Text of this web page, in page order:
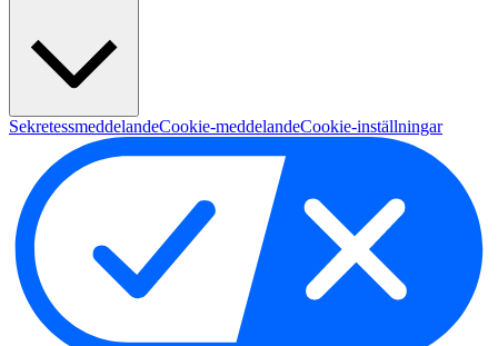
SekretessmeddelandeCookie-meddelandeCookie-inställningar